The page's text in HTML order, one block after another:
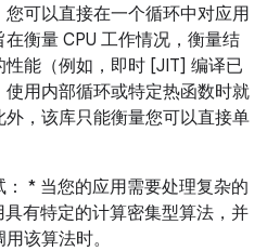
可以直接在一个循环中对应用
衡量 CPU 工作情况，衡量结
能（例如，即时 [JIT] 编译已
用内部循环或特定热函数时就
，该库只能衡量您可以直接单
* 当您的应用需要处理复杂的
有特定的计算密集型算法，并
该算法时。